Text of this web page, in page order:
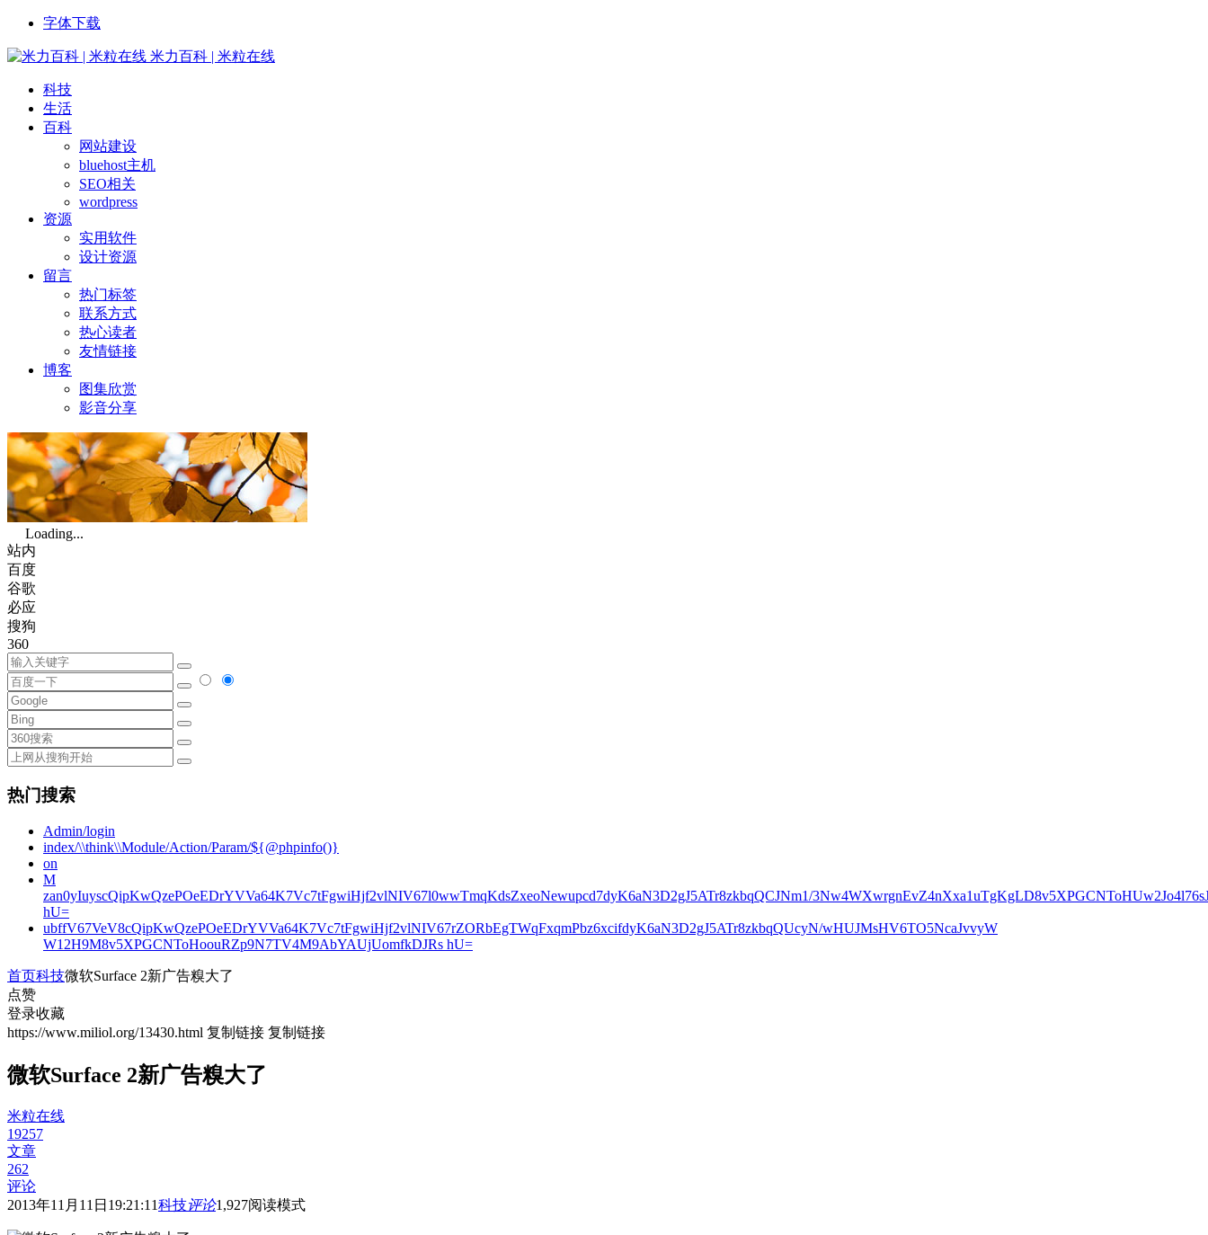
字体下载
米力百科 | 米粒在线
科技
生活
百科
网站建设
bluehost主机
SEO相关
wordpress
资源
实用软件
设计资源
留言
热门标签
联系方式
热心读者
友情链接
博客
图集欣赏
影音分享
Loading...
站内
百度
谷歌
必应
搜狗
360
热门搜索
Admin/login
index/\\think\\Module/Action/Param/${@phpinfo()}
on
M
zan0yIuyscQipKwQzePOeEDrYVVa64K7Vc7tFgwiHjf2vlNIV67l0wwTmqKdsZxeoNewupcd7dyK6aN3D2gJ5ATr8zkbqQCJNm1/
hU=
ubffV67VeV8cQipKwQzePOeEDrYVVa64K7Vc7tFgwiHjf2vlNIV67rZORbEgTWqFxqmPbz6xcifdyK6aN3D2gJ5ATr8zkbqQUcyN/wHUJMsHV6TO5NcaJvvyW
W12H9M8v5XPGCNToHoouRZp9N7TV4M9AbYAUjUomfkDJRs hU=
首页科技微软Surface 2新广告糗大了
点赞
登录收藏
https://www.miliol.org/13430.html 复制链接 复制链接
微软Surface 2新广告糗大了
米粒在线
19257
文章
262
评论
2013年11月11日19:21:11科技评论1,927阅读模式